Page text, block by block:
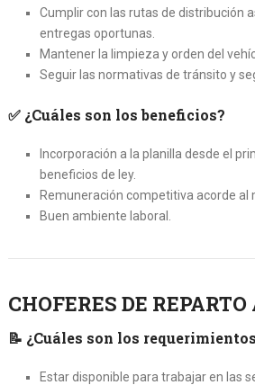
Cumplir con las rutas de distribución
entregas oportunas.
Mantener la limpieza y orden del
Seguir las normativas de tránsito y
✅ ¿Cuáles son los beneficios?
Incorporación a la planilla desde el
beneficios de ley.
Remuneración competitiva acorde al
Buen ambiente laboral.
CHOFERES DE
📝 ¿Cuáles son los
Estar disponible para trabajar en las